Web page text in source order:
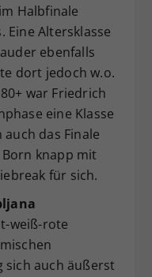
Halbfinale
Eine Altersklasse
ebenfalls
dort jedoch w.o.
war Friedrich
eine Klasse
das Finale
knapp mit
für sich.
weiß-rote
sich auch äußerst